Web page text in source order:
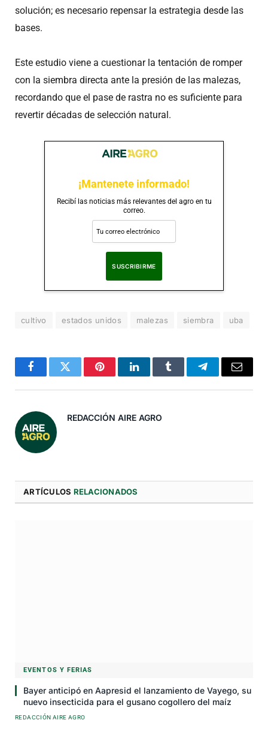
solución; es necesario repensar la estrategia desde las
bases.
Este estudio viene a cuestionar la tentación de romper
con la siembra directa ante la presión de las malezas,
recordando que el pase de rastra no es suficiente para
revertir décadas de selección natural.
¡Mantenete informado!
Recibí las noticias más relevantes del agro en tu
correo.
cultivo estados unidos malezas siembra uba
FacebookTwitter PinterestLinkedInTumblr TelegramCorreo
REDACCIÓN AIRE AGRO
ARTÍCULOS RELACIONADOS
EVENTOS Y FERIAS
Bayer anticipó en Aapresid el lanzamiento de Vayego, su
nuevo insecticida para el gusano cogollero del maíz
REDACCIÓN AIRE AGRO